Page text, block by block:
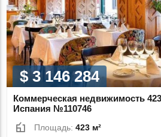
$ 3 146 284
Коммерческая недвижимость
Испания №110746
Площадь:423 м²